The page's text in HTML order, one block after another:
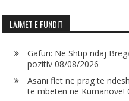
LAJMET E FUNDIT
Gafuri: Në Shtip ndaj
pozitiv 08/08/2026
Asani flet në prag të
të mbeten në Kumanovë!